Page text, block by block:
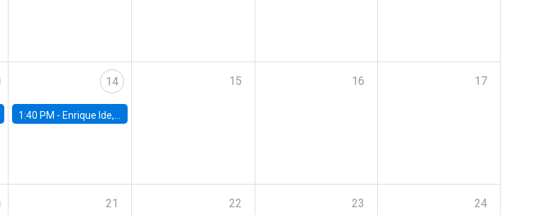
14
1:40 PM - Enrique Ide, IESE
15 16 17
21 22 23 24